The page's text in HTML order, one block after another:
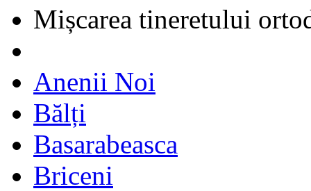
Mișcarea tineretului
Anenii Noi
Bălți
Basarabeasca
Briceni